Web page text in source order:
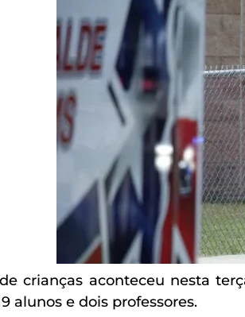
crianças aconteceu nesta
alunos e dois professores.